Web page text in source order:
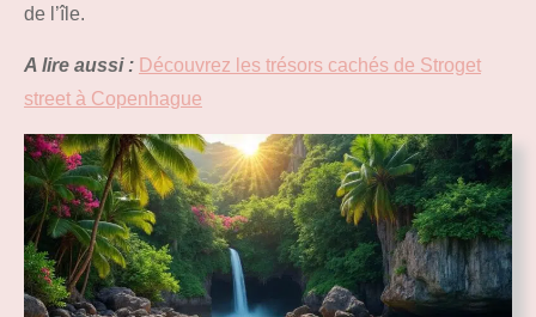
de l’île.
A lire aussi : Découvrez les trésors cachés de Stroget
street à Copenhague